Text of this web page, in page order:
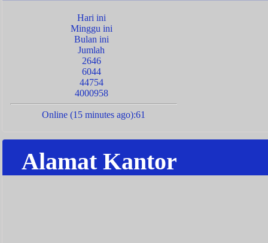
Hari ini
Minggu ini
Bulan ini
Jumlah
2646
6044
44754
4000958
Online (15 minutes ago):61
Alamat Kantor